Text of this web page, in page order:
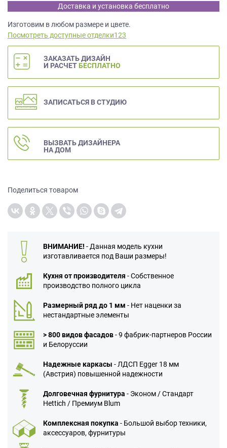
Доставка и установка бесплатно
Изготовим в любом размере и цвете.
Посмотреть доступные отделки123
ЗАКАЗАТЬ ДИЗАЙН
И РАСЧЕТ БЕСПЛАТНО
ЗАПИСАТЬСЯ В СТУДИЮ
ВЫЗВАТЬ ДИЗАЙНЕРА
НА ДОМ
Поделиться товаром
ВНИМАНИЕ! - Данная модель кухни
изготавливается под Ваши размеры!
Кухня от производителя - Собственное
производство полного цикла
Размерный ряд до 1 мм - Нет наценки за
нестандартные элементы
> 800 видов фасадов- 9 фабрик-партнеров России
и Белоруссии
Надежные каркасы - ЛДСП Egger 18 мм
(Австрия) повышенной надежности
Долговечная фурнитура - Эконом / Стандарт
Hettich / Премиум Blum
Комплексная покупка - Большой выбор техники,
аксессуаров, фурнитуры
данных.